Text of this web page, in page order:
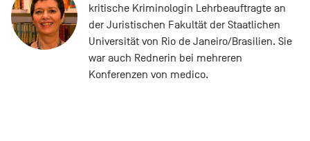
kritische Kriminologin Lehrbeauftragte an
der Juristischen Fakultät der Staatlichen
Universität von Rio de Janeiro/Brasilien. Sie
war auch Rednerin bei mehreren
Konferenzen von medico.